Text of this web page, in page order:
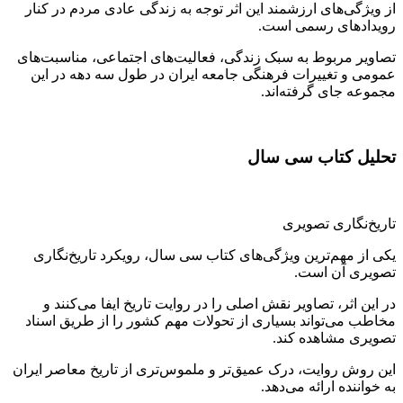
از ویژگی‌های ارزشمند این اثر توجه به زندگی عادی مردم در کنار
رویدادهای رسمی است.
تصاویر مربوط به سبک زندگی، فعالیت‌های اجتماعی، مناسبت‌های
عمومی و تغییرات فرهنگی جامعه ایران در طول سه دهه در این
مجموعه جای گرفته‌اند.
تحلیل کتاب سی سال
تاریخ‌نگاری تصویری
یکی از مهم‌ترین ویژگی‌های کتاب سی سال، رویکرد تاریخ‌نگاری
تصویری آن است.
در این اثر، تصاویر نقش اصلی را در روایت تاریخ ایفا می‌کنند و
مخاطب می‌تواند بسیاری از تحولات مهم کشور را از طریق اسناد
تصویری مشاهده کند.
این روش روایت، درک عمیق‌تر و ملموس‌تری از تاریخ معاصر ایران
به خواننده ارائه می‌دهد.